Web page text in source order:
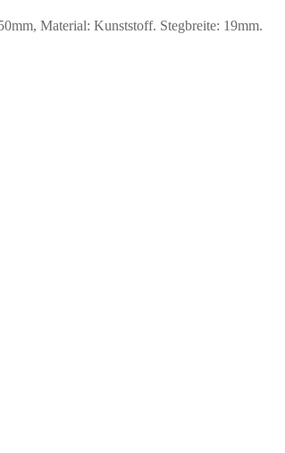
Material: Kunststoff. Stegbreite: 19mm.